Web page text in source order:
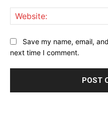
Save my name, email,
next time I comment.